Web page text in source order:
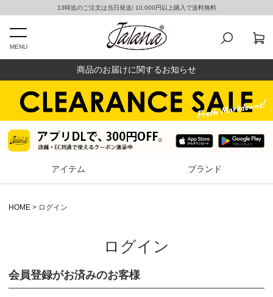
13時迄のご注文は当日発送/ 10,000円以上購入で送料無料
MENU
商品のお届けに関するお知らせ
アイテム ブランド
HOME ログイン
ログイン
会員登録がお済みのお客様